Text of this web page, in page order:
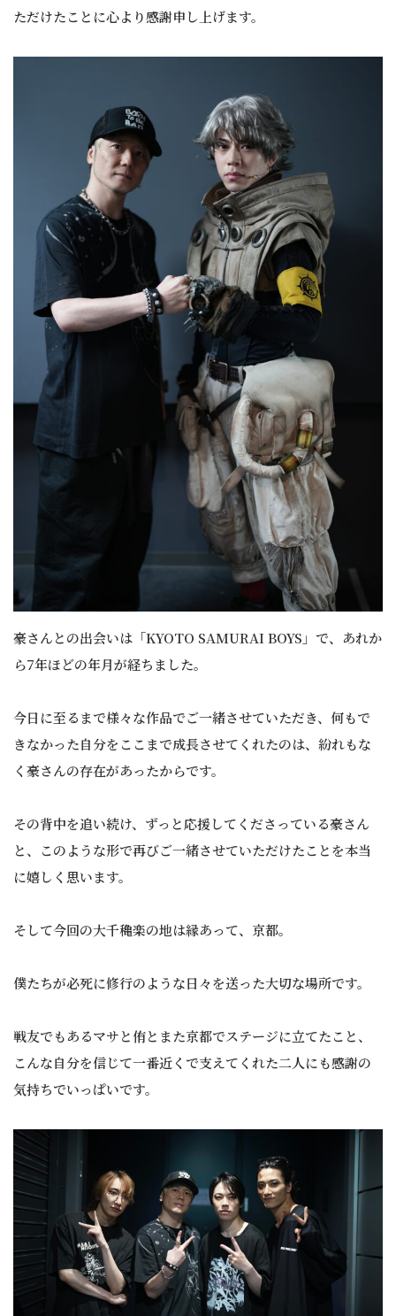
ただけたことに心より感謝申し上げます。
豪さんとの出会いは「KYOTO SAMURAI BOYS」で、あれか
ら7年ほどの年月が経ちました。
今日に至るまで様々な作品でご一緒させていただき、何もで
きなかった自分をここまで成長させてくれたのは、紛れもな
く豪さんの存在があったからです。
その背中を追い続け、ずっと応援してくださっている豪さん
と、このような形で再びご一緒させていただけたことを本当
に嬉しく思います。
そして今回の大千穐楽の地は縁あって、京都。
僕たちが必死に修行のような日々を送った大切な場所です。
戦友でもあるマサと侑とまた京都でステージに立てたこと、
こんな自分を信じて一番近くで支えてくれた二人にも感謝の
気持ちでいっぱいです。